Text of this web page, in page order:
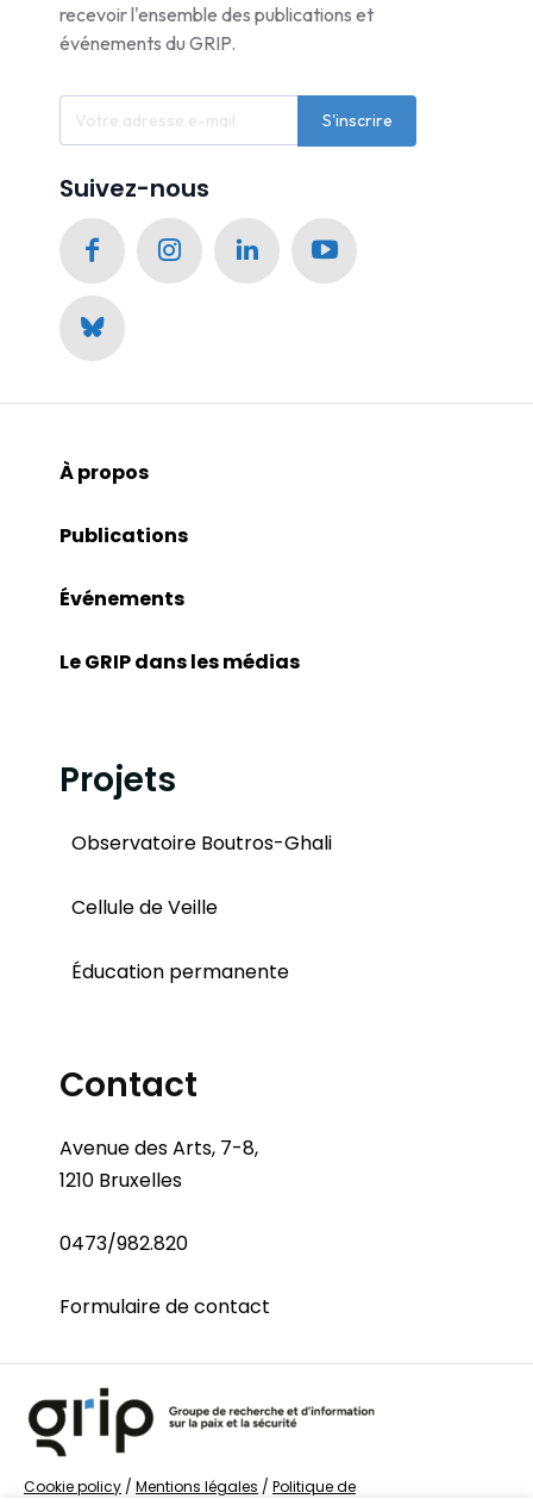
recevoir l'ensemble des publications et
événements du GRIP.
S'inscrire
Suivez-nous
À propos
Publications
Événements
Le GRIP dans les médias
Projets
Observatoire Boutros-Ghali
Cellule de Veille
Éducation permanente
Contact
Avenue des Arts, 7-8,
1210 Bruxelles
0473/982.820
Formulaire de contact
Cookie policy / Mentions légales / Politique de